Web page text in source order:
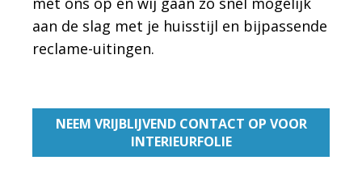
aan de slag met je huisstijl en bijpassende
reclame-uitingen.
NEEM VRIJBLIJVEND CONTACT OP VOOR
INTERIEURFOLIE